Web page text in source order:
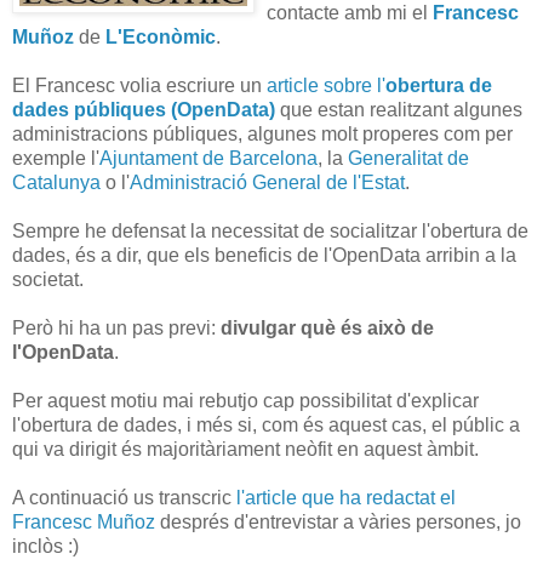
contacte amb mi el
Francesc
Muñoz de L'Econòmic.
El Francesc volia escriure un article sobre l'obertura de
dades públiques (OpenData) que estan realitzant algunes
administracions públiques, algunes molt properes com per
exemple l'Ajuntament de Barcelona, la Generalitat de
Catalunya o l'Administració General de l'Estat.
Sempre he defensat la necessitat de socialitzar l'obertura de
dades, és a dir, que els beneficis de l'OpenData arribin a la
societat.
Però hi ha un pas previ: divulgar què és això de
l'OpenData.
Per aquest motiu mai rebutjo cap possibilitat d'explicar
l'obertura de dades, i més si, com és aquest cas, el públic a
qui va dirigit és majoritàriament neòfit en aquest àmbit.
A continuació us transcric l'article que ha redactat el
Francesc Muñoz després d'entrevistar a vàries persones, jo
inclòs :)